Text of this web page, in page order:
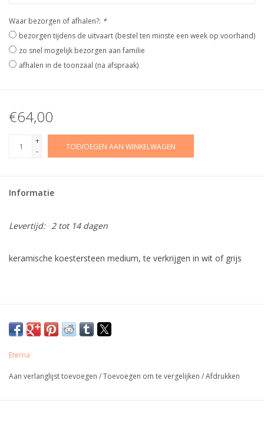
Waar bezorgen of afhalen?: *
bezorgen tijdens de uitvaart (bestel ten minste een week op voorhand)
zo snel mogelijk bezorgen aan familie
afhalen in de toonzaal (na afspraak)
€64,00
+
-
TOEVOEGEN AAN WINKELWAGEN
Informatie
Levertijd: 2 tot 14 dagen
keramische koestersteen medium, te verkrijgen in wit of grijs
Eterna
Aan verlanglijst toevoegen /Toevoegen om te vergelijken /Afdrukken